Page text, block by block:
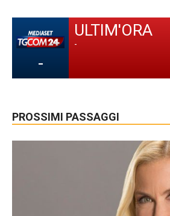
-
ULTIM'ORA
-
PROSSIMI PASSAGGI